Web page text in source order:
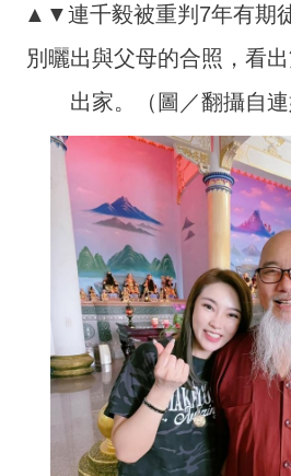
▲▼連千毅被重判7年有期
別曬出與父母的合照，看
出家。（圖／翻攝自連